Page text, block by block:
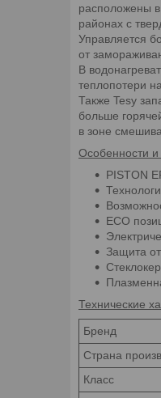
расположены
районах с
Управляется
от
В
теплопотери
Также Tesy
больше
в зоне
Особенности
PISTON
ЕCО
Защита
Технические
Бренд
Страна
Класс